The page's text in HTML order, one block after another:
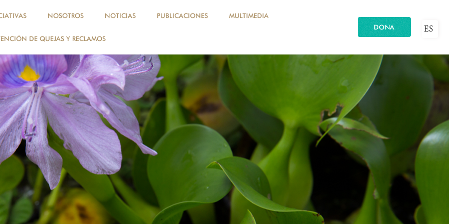
NOSOTROS NOTICIAS PUBLICACIONES MULTIMEDIA
DE QUEJAS Y RECLAMOS
DONA ES